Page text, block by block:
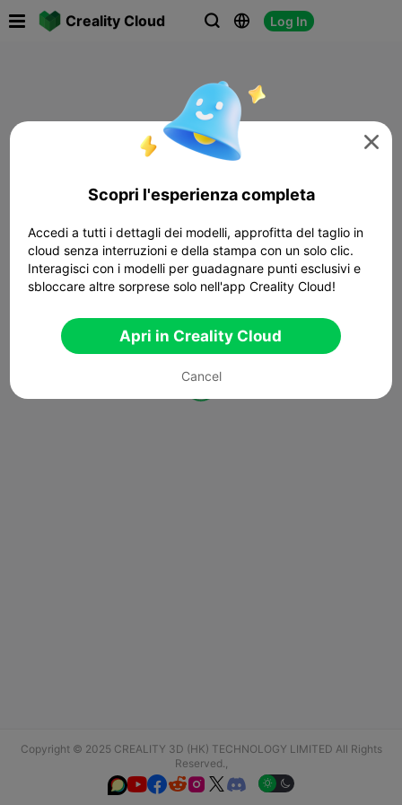
Creality Cloud   Log In
Copyright © 2025 CREALITY 3D (HK) TECHNOLOGY LIMITED All Rights
Reserved.,
  

Scopri l'esperienza completa
Accedi a tutti i dettagli dei modelli, approfitta del taglio in
cloud senza interruzioni e della stampa con un solo clic.
Interagisci con i modelli per guadagnare punti esclusivi e
sbloccare altre sorprese solo nell'app Creality Cloud!
Apri in Creality Cloud
Cancel